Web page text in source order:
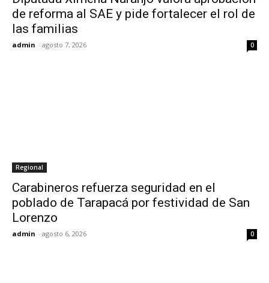
de reforma al SAE y pide fortalecer el rol de
las familias
admin - agosto 7, 2026 0
Regional
Carabineros refuerza seguridad en el
poblado de Tarapacá por festividad de San
Lorenzo
admin - agosto 6, 2026 0